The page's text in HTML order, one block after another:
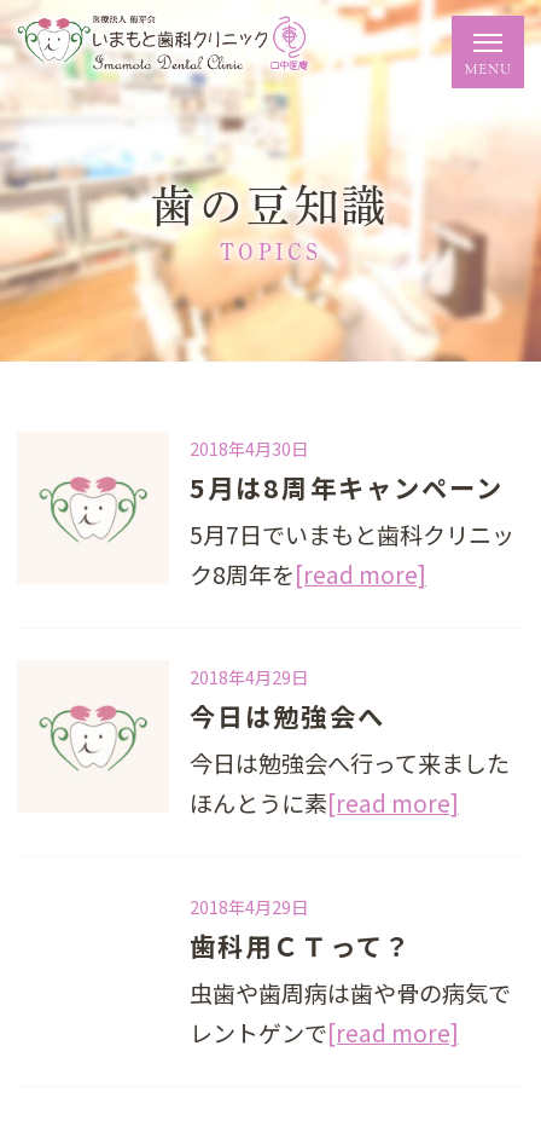
歯の豆知識
TOPICS
2018年4月30日
5月は8周年キャンペーン
5月7日でいまもと歯科クリニッ
ク8周年を[read more]
2018年4月29日
今日は勉強会へ
今日は勉強会へ行って来ました
ほんとうに素[read more]
2018年4月29日
歯科用ＣＴって？
虫歯や歯周病は歯や骨の病気で
レントゲンで[read more]